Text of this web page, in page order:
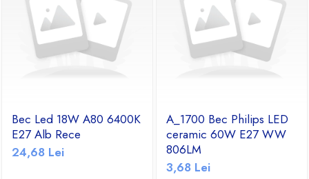
Bec Led 18W A80 6400K
E27 Alb Rece
24,68 Lei
A_1700 Bec Philips LED
ceramic 60W E27 WW
806LM
3,68 Lei